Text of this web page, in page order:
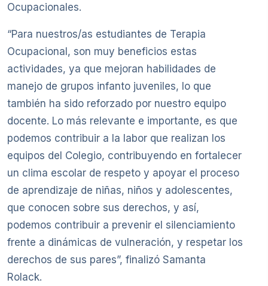
Ocupacionales.
“Para nuestros/as estudiantes de Terapia
Ocupacional, son muy beneficios estas
actividades, ya que mejoran habilidades de
manejo de grupos infanto juveniles, lo que
también ha sido reforzado por nuestro equipo
docente. Lo más relevante e importante, es que
podemos contribuir a la labor que realizan los
equipos del Colegio, contribuyendo en fortalecer
un clima escolar de respeto y apoyar el proceso
de aprendizaje de niñas, niños y adolescentes,
que conocen sobre sus derechos, y así,
podemos contribuir a prevenir el silenciamiento
frente a dinámicas de vulneración, y respetar los
derechos de sus pares”, finalizó Samanta
Rolack.